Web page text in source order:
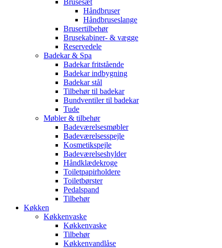
Brusesæt
Håndbruser
Håndbruseslange
Brusertilbehør
Brusekabiner- & vægge
Reservedele
Badekar & Spa
Badekar fritstående
Badekar indbygning
Badekar stål
Tilbehør til badekar
Bundventiler til badekar
Tude
Møbler & tilbehør
Badeværelsesmøbler
Badeværelsesspejle
Kosmetikspejle
Badeværelseshylder
Håndklædekroge
Toiletpapirholdere
Toiletbørster
Pedalspand
Tilbehør
Køkken
Køkkenvaske
Køkkenvaske
Tilbehør
Køkkenvandlåse